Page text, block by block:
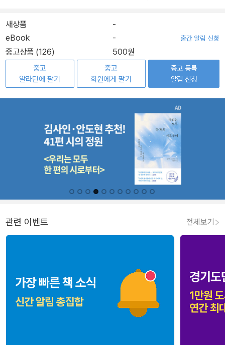
새상품
-
eBook
- 출간 알림 신청
중고상품 (126) 500원
중고
알라딘에 팔기
중고
회원에게 팔기
중고 등록
알림 신청
관련 이벤트 전체보기